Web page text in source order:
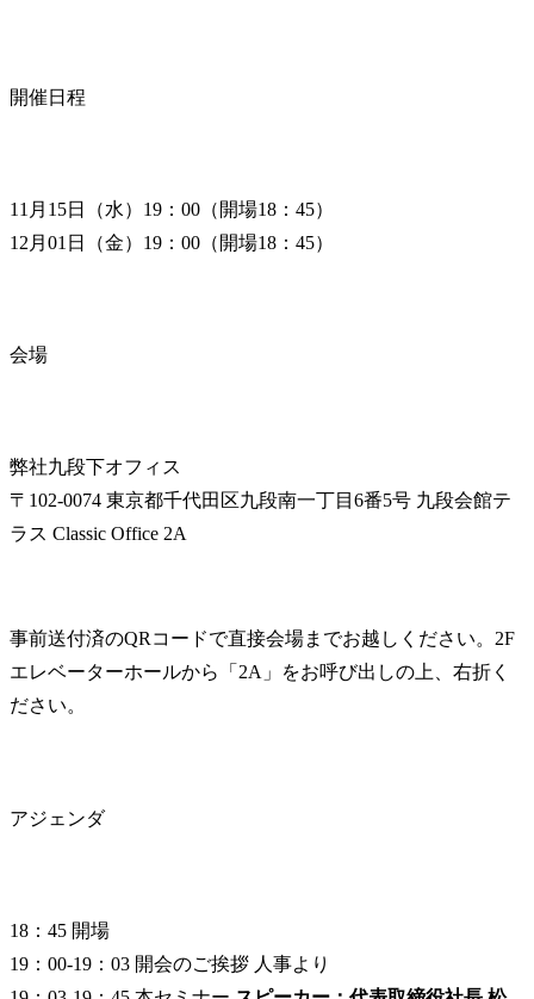
開催日程
11月15日（水）19：00（開場18：45）
12月01日（金）19：00（開場18：45）
会場
弊社九段下オフィス
〒102-0074 東京都千代田区九段南一丁目6番5号 九段会館テ
ラス Classic Office 2A
事前送付済のQRコードで直接会場までお越しください。2F
エレベーターホールから「2A」をお呼び出しの上、右折く
ださい。
アジェンダ
18：45 開場
19：00-19：03 開会のご挨拶 人事より